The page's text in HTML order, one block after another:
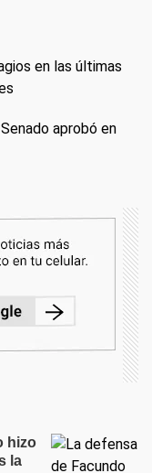
en las últimas
aprobó en
hizo
la